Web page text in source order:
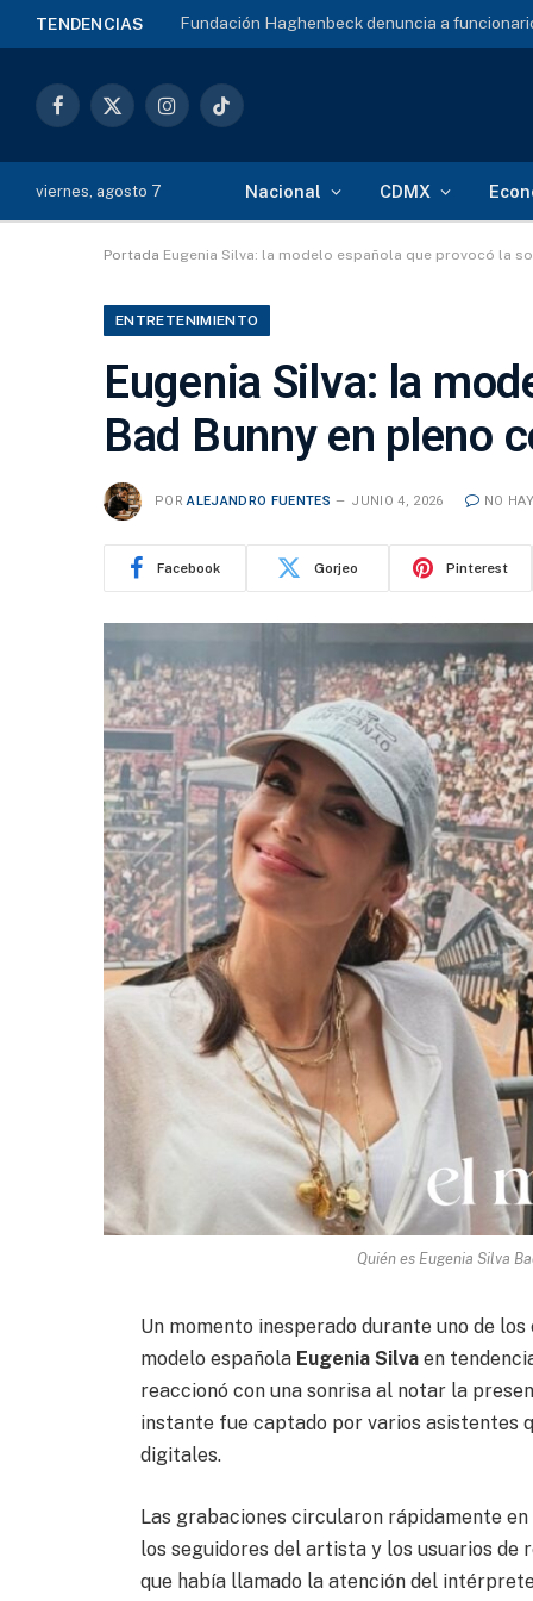
TENDENCIAS Fundación Haghenbeck denuncia a
Facebook
X
InstagramTikTok
viernes, agosto 7 Nacional CDMX
Portada Eugenia Silva: la modelo española que provocó la
ENTRETENIMIENTO
Eugenia Silva: la
Bad Bunny en pleno
POR ALEJANDRO FUENTES JUNIO 4, 2026 NO
Facebook Gorjeo Pinterest
Quién es Eugenia Silva
Un momento inesperado durante uno de
modelo española Eugenia Silvaen
reaccionó con una sonrisa al notar la
instante fue captado por varios asistentes
digitales.
Las grabaciones circularon rápidamente en
los seguidores del artista y los usuarios de
que había llamado la atención del